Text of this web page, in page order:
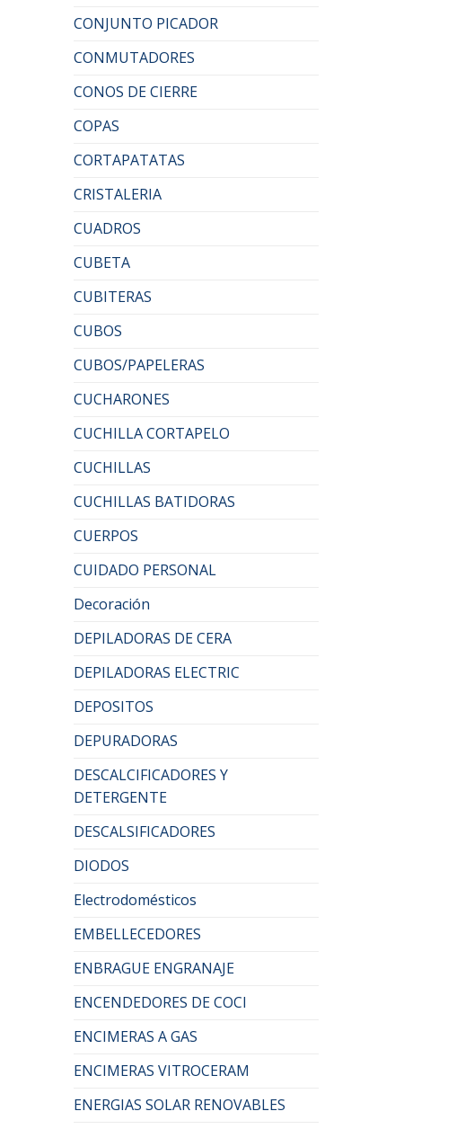
CONJUNTO PICADOR
CONMUTADORES
CONOS DE CIERRE
COPAS
CORTAPATATAS
CRISTALERIA
CUADROS
CUBETA
CUBITERAS
CUBOS
CUBOS/PAPELERAS
CUCHARONES
CUCHILLA CORTAPELO
CUCHILLAS
CUCHILLAS BATIDORAS
CUERPOS
CUIDADO PERSONAL
Decoración
DEPILADORAS DE CERA
DEPILADORAS ELECTRIC
DEPOSITOS
DEPURADORAS
DESCALCIFICADORES Y
DETERGENTE
DESCALSIFICADORES
DIODOS
Electrodomésticos
EMBELLECEDORES
ENBRAGUE ENGRANAJE
ENCENDEDORES DE COCI
ENCIMERAS A GAS
ENCIMERAS VITROCERAM
ENERGIAS SOLAR RENOVABLES